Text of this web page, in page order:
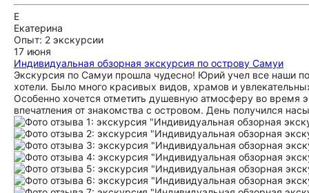
Е
Екатерина
Опыт: 2 экскурсии
17 июня
Индивидуальная обзорная экскурсия по острову Самуи
Экскурсия по Самуи прошла чудесно! Юрий учел все наши
хотели. Было много красивых видов, храмов и
Особенно хочется отметить душевную атмосферу во
впечатления от знакомства с островом. День получился